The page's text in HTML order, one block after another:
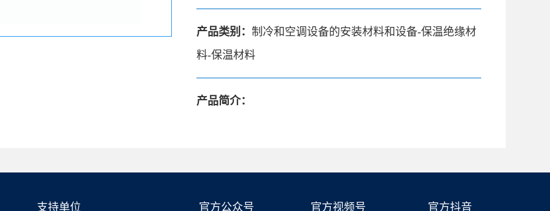
产品类别： 制冷和空调设备的安装材料和设备-保温绝缘材
料-保温材料
产品简介：
支持单位 官方公众号 官方视频号 官方抖音